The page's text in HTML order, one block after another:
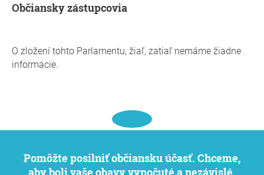
občiansky zástupcovia
O zložení tohto Parlamentu, žiaľ, zatiaľ nemáme žiadne
informácie.
Pomôžte posilniť občiansku účasť. Chceme,
aby boli vaše obavy vypočuté a nezávislé.